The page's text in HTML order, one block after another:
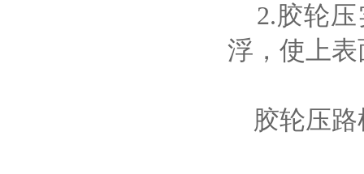
2.胶轮压
浮，使上
胶轮压路